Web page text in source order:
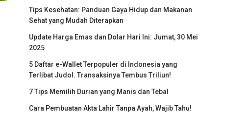
Tips Kesehatan: Panduan Gaya Hidup dan Makanan
Sehat yang Mudah Diterapkan
Update Harga Emas dan Dolar Hari Ini: Jumat, 30 Mei
2025
5 Daftar e-Wallet Terpopuler di Indonesia yang
Terlibat Judol. Transaksinya Tembus Triliun!
7 Tips Memilih Durian yang Manis dan Tebal
Cara Pembuatan Akta Lahir Tanpa Ayah, Wajib Tahu!